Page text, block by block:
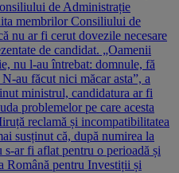
de Administrație
membrilor Consiliului de
nu ar fi cerut dovezile necesare
de candidat. „Oamenii
nu l-au întrebat: domnule, fă
au făcut nici măcar asta”, a
ministrul, candidatura ar fi
problemelor pe care acesta
reclamă și incompatibilitatea
susținut că, după numirea la
s-ar fi aflat pentru o perioadă și
Română pentru Investiții și